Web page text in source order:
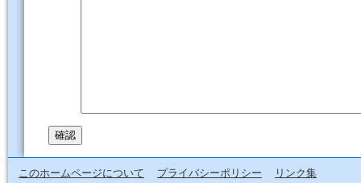
このホームページについて プライバシーポリシー リンク集